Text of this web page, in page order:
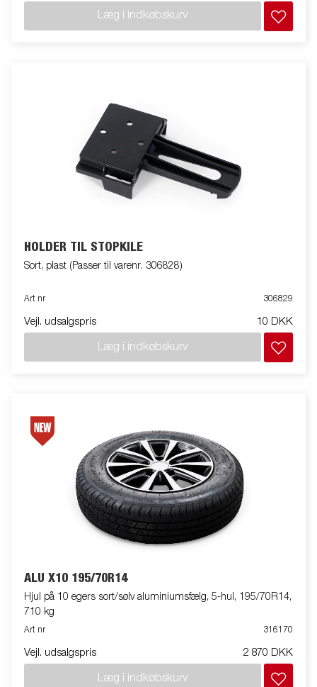
Læg i indkøbskurv
HOLDER TIL STOPKILE
Sort, plast (Passer til varenr. 306828)
Art nr 306829
Vejl. udsalgspris 10 DKK
Læg i indkøbskurv
ALU X10 195/70R14
Hjul på 10 egers sort/sølv aluminiumsfælg, 5-hul, 195/70R14,
710 kg
Art nr 316170
Vejl. udsalgspris 2 870 DKK
Læg i indkøbskurv